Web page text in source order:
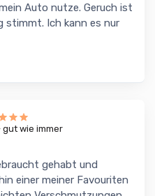
Auto nutze. Geruch ist
stimmt. Ich kann es nur
gut wie immer
gehabt und
einer meiner Favouriten